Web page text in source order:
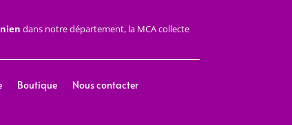
dans notre département, la MCA collecte
Boutique Nous contacter